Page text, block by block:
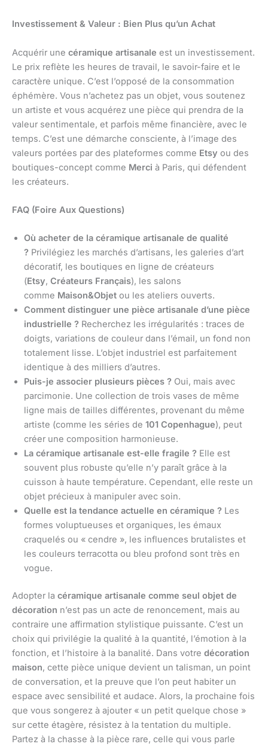
Investissement & Valeur : Bien Plus qu’un Achat
Acquérir une céramique artisanale est un investissement.
Le prix reflète les heures de travail, le savoir-faire et le
caractère unique. C’est l’opposé de la consommation
éphémère. Vous n’achetez pas un objet, vous soutenez
un artiste et vous acquérez une pièce qui prendra de la
valeur sentimentale, et parfois même financière, avec le
temps. C’est une démarche consciente, à l’image des
valeurs portées par des plateformes comme Etsy ou des
boutiques-concept comme Merci à Paris, qui défendent
les créateurs.
FAQ (Foire Aux Questions)
Où acheter de la céramique artisanale de qualité
? Privilégiez les marchés d’artisans, les galeries d’art
décoratif, les boutiques en ligne de créateurs
(Etsy, Créateurs Français), les salons
comme Maison&Objet ou les ateliers ouverts.
Comment distinguer une pièce artisanale d’une pièce
industrielle ? Recherchez les irrégularités : traces de
doigts, variations de couleur dans l’émail, un fond non
totalement lisse. L’objet industriel est parfaitement
identique à des milliers d’autres.
Puis-je associer plusieurs pièces ? Oui, mais avec
parcimonie. Une collection de trois vases de même
ligne mais de tailles différentes, provenant du même
artiste (comme les séries de 101 Copenhague), peut
créer une composition harmonieuse.
La céramique artisanale est-elle fragile ? Elle est
souvent plus robuste qu’elle n’y paraît grâce à la
cuisson à haute température. Cependant, elle reste un
objet précieux à manipuler avec soin.
Quelle est la tendance actuelle en céramique ? Les
formes voluptueuses et organiques, les émaux
craquelés ou « cendre », les influences brutalistes et
les couleurs terracotta ou bleu profond sont très en
vogue.
Adopter la céramique artisanale comme seul objet de
décoration n’est pas un acte de renoncement, mais au
contraire une affirmation stylistique puissante. C’est un
choix qui privilégie la qualité à la quantité, l’émotion à la
fonction, et l’histoire à la banalité. Dans votre décoration
maison, cette pièce unique devient un talisman, un point
de conversation, et la preuve que l’on peut habiter un
espace avec sensibilité et audace. Alors, la prochaine fois
que vous songerez à ajouter « un petit quelque chose »
sur cette étagère, résistez à la tentation du multiple.
Partez à la chasse à la pièce rare, celle qui vous parle